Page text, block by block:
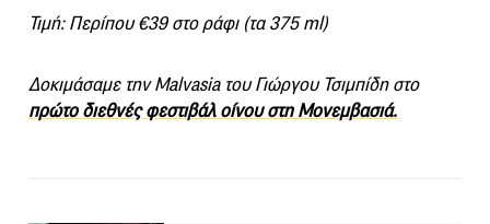
Τιμή: Περίπου €39 στο ράφι (τα 375 ml)
Δοκιμάσαμε την Malvasia του Γιώργου Τσιμπίδη στο
πρώτο διεθνές φεστιβάλ οίνου στη Μονεμβασιά.